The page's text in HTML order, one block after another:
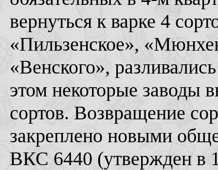
вернуться к варке 4
«Пильзенское»,
«Венского»,
этом некоторые заводы
сортов. Возвращение
закреплено новыми
ВКС 6440 (утвержден